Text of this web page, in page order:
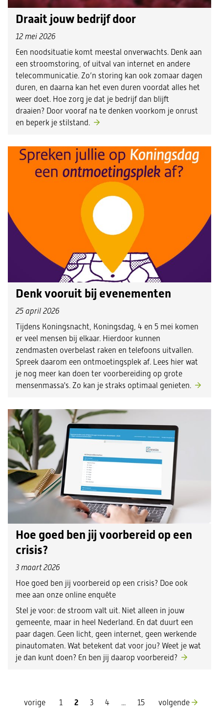
Draait jouw bedrijf door
12 mei 2026
Een noodsituatie komt meestal onverwachts. Denk aan
een stroomstoring, of uitval van internet en andere
telecommunicatie. Zo’n storing kan ook zomaar dagen
duren, en daarna kan het even duren voordat alles het
weer doet. Hoe zorg je dat je bedrijf dan blijft
draaien? Door vooraf na te denken voorkom je onrust
en beperk je stilstand.
Denk vooruit bij evenementen
25 april 2026
Tijdens Koningsnacht, Koningsdag, 4 en 5 mei komen
er veel mensen bij elkaar. Hierdoor kunnen
zendmasten overbelast raken en telefoons uitvallen.
Spreek daarom een ontmoetingsplek af. Lees hier wat
je nog meer kan doen ter voorbereiding op grote
mensenmassa's. Zo kan je straks optimaal genieten.
Hoe goed ben jij voorbereid op een
crisis?
3 maart 2026
Hoe goed ben jij voorbereid op een crisis? Doe ook
mee aan onze online enquête
Stel je voor: de stroom valt uit. Niet alleen in jouw
gemeente, maar in heel Nederland. En dat duurt een
paar dagen. Geen licht, geen internet, geen werkende
pinautomaten. Wat betekent dat voor jou? Weet je wat
je dan kunt doen? En ben jij daarop voorbereid?
vorigepagina
1 2 3 4 ... 15 volgendepagina